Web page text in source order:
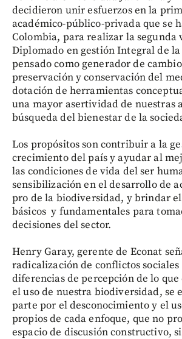
decidieron unir esfuerzos en la
académico-público-privada que se
Colombia, para realizar la segunda
Diplomado en gestión Integral de
pensado como generador de
preservación y conservación del
dotación de herramientas
una mayor asertividad de nuestras
búsqueda del bienestar de la
Los propósitos son contribuir a la
crecimiento del país y ayudar al
las condiciones de vida del ser
sensibilización en el desarrollo de
pro de la biodiversidad, y brindar
básicos y fundamentales para
decisiones del sector.
Henry Garay, gerente de Econat
radicalización de conflictos
diferencias de percepción de lo que
el uso de nuestra biodiversidad, se
parte por el desconocimiento y el
propios de cada enfoque, que no
espacio de discusión constructivo,